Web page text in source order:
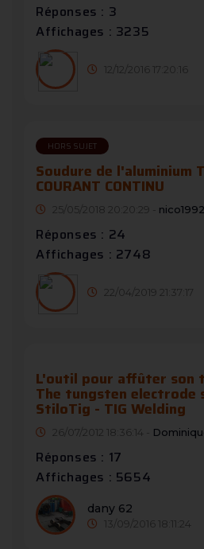
Réponses : 3
Affichages : 3235
12/12/2016 17:20:16
HORS SUJET
Soudure de l'aluminium
COURANT CONTINU
25/05/2018 20:20:29 - nico1992
Réponses : 24
Affichages : 2748
22/04/2019 21:37:17
L'outil pour affûter son
The tungsten electrode
StiloTig - TIG Welding
26/07/2012 18:36:14 -
Réponses : 17
Affichages : 5654
dany 62
13/09/2016 18:11:24